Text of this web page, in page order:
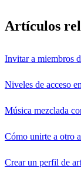
Artículos
Invitar a miembros
Niveles de acceso
Música mezclada
Cómo unirte a otro
Crear un perfil de